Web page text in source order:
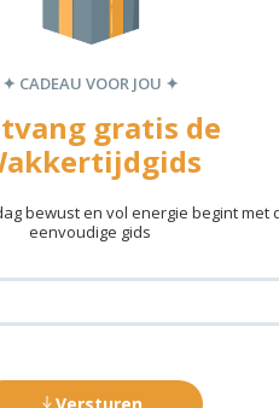
de opleiding
krijg je toegang tot
support binnen onze
✦ CADEAU VOOR JOU ✦
gratis de
bewust en vol energie begint met
eenvoudige gids